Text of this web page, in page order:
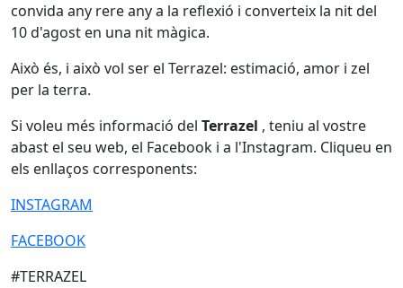
convida any rere any a la reflexió i converteix la nit del
10 d'agost en una nit màgica.
Això és, i això vol ser el Terrazel: estimació, amor i zel
per la terra.
Si voleu més informació del Terrazel , teniu al vostre
abast el seu web, el Facebook i a l'Instagram. Cliqueu en
els enllaços corresponents:
INSTAGRAM
FACEBOOK
#TERRAZEL